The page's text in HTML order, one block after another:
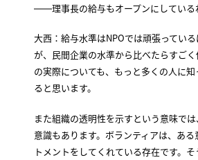
――理事長の給与もオープンにしている
大西：給与水準はNPOでは頑張ってい
が、民間企業の水準から比べたらすご
の実際についても、もっと多くの人に
ると思います。
また組織の透明性を示すという意味で
意識もあります。ボランティアは、あ
トメントをしてくれている存在です。